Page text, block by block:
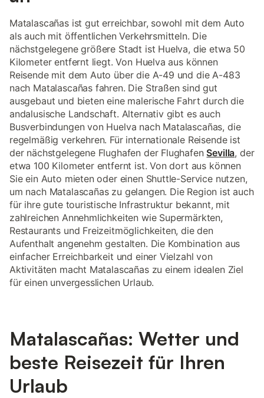
Matalascañas ist gut erreichbar, sowohl mit dem Auto
als auch mit öffentlichen Verkehrsmitteln. Die
nächstgelegene größere Stadt ist Huelva, die etwa 50
Kilometer entfernt liegt. Von Huelva aus können
Reisende mit dem Auto über die A-49 und die A-483
nach Matalascañas fahren. Die Straßen sind gut
ausgebaut und bieten eine malerische Fahrt durch die
andalusische Landschaft. Alternativ gibt es auch
Busverbindungen von Huelva nach Matalascañas, die
regelmäßig verkehren. Für internationale Reisende ist
der nächstgelegene Flughafen der Flughafen Sevilla, der
etwa 100 Kilometer entfernt ist. Von dort aus können
Sie ein Auto mieten oder einen Shuttle-Service nutzen,
um nach Matalascañas zu gelangen. Die Region ist auch
für ihre gute touristische Infrastruktur bekannt, mit
zahlreichen Annehmlichkeiten wie Supermärkten,
Restaurants und Freizeitmöglichkeiten, die den
Aufenthalt angenehm gestalten. Die Kombination aus
einfacher Erreichbarkeit und einer Vielzahl von
Aktivitäten macht Matalascañas zu einem idealen Ziel
für einen unvergesslichen Urlaub.
Matalascañas: Wetter und
beste Reisezeit für Ihren
Urlaub